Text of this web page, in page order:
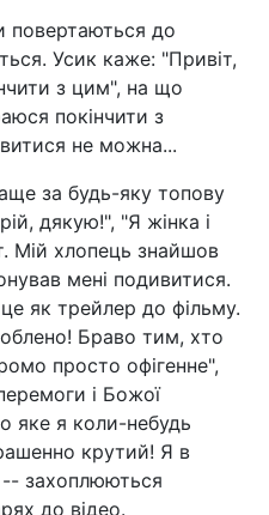
повертаються до
Усик каже: "Привіт,
з цим", на що
покінчити з
не можна...
за будь-яку топову
дякую!", "Я жінка і
Мій хлопець знайшов
мені подивитися.
як трейлер до фільму.
Браво тим, хто
просто офігенне",
і Божої
яке я коли-небудь
крутий! Я в
-- захоплюються
до відео.